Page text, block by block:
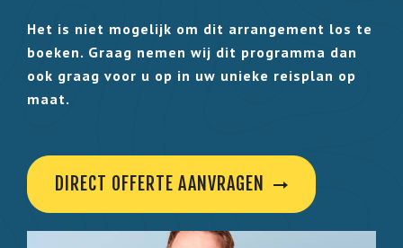
Het is niet mogelijk om dit arrangement los te
boeken. Graag nemen wij dit programma dan
ook graag voor u op in uw unieke reisplan op
maat.
DIRECT OFFERTE AANVRAGEN